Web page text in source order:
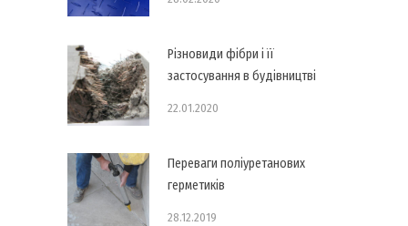
Різновиди фібри і її
застосування в будівництві
22.01.2020
Переваги поліуретанових
герметиків
28.12.2019